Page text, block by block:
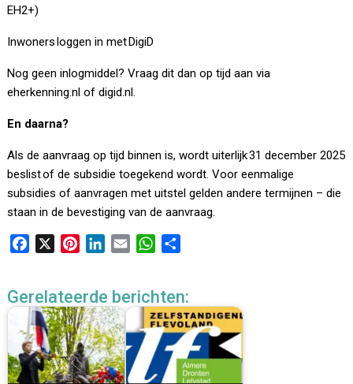
EH2+)
Inwoners loggen in met DigiD
Nog geen inlogmiddel? Vraag dit dan op tijd aan via
eherkenning.nl of digid.nl.
En daarna?
Als de aanvraag op tijd binnen is, wordt uiterlijk 31 december 2025
beslist of de subsidie toegekend wordt. Voor eenmalige
subsidies of aanvragen met uitstel gelden andere termijnen – die
staan in de bevestiging van de aanvraag.
e
b
o
o
k
t
e
r
e
s
k
e
d
I
n
i
W
t
s
A
p
p
e
n
Gerelateerde berichten: